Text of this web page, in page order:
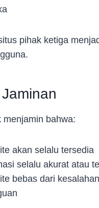
pihak ketiga
menjamin bahwa:
akan selalu tersedia
selalu akurat atau
bebas dari